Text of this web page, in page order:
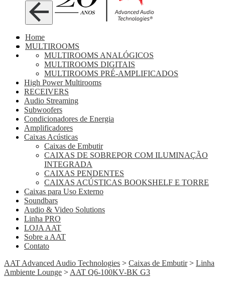
Home
MULTIROOMS
MULTIROOMS ANALÓGICOS
MULTIROOMS DIGITAIS
MULTIROOMS PRÉ-AMPLIFICADOS
High Power Multirooms
RECEIVERS
Audio Streaming
Subwoofers
Condicionadores de Energia
Amplificadores
Caixas Acústicas
Caixas de Embutir
CAIXAS DE SOBREPOR COM ILUMINAÇÃO
INTEGRADA
CAIXAS PENDENTES
CAIXAS ACÚSTICAS BOOKSHELF E TORRE
Caixas para Uso Externo
Soundbars
Audio & Video Solutions
Linha PRO
LOJA AAT
Sobre a AAT
Contato
AAT Advanced Audio Technologies > Caixas de Embutir> Linha
Ambiente Lounge > AAT Q6-100KV-BK G3